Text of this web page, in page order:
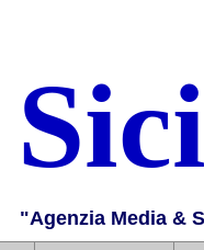
"Agenzia Media &